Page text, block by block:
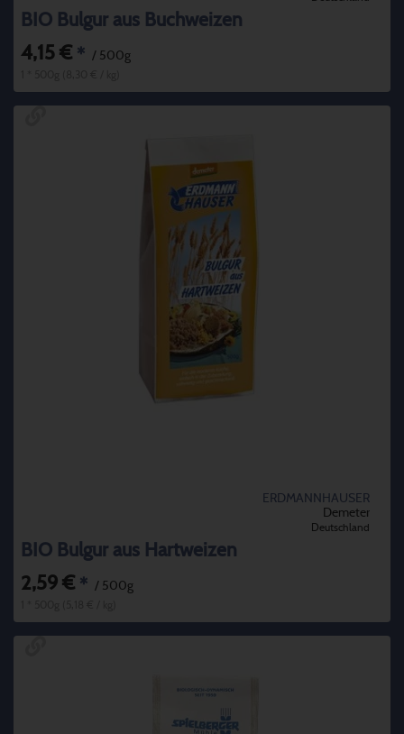
BIO Bulgur aus Buchweizen
4,15 € * / 500g
ERDMANNHAUSER
Demeter
Deutschland
BIO Bulgur aus Hartweizen
2,59 € * / 500g